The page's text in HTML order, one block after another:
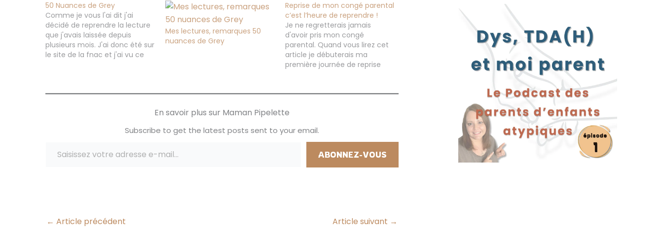
50 Nuances de Grey
Comme je vous l'ai dit j'ai
décidé de reprendre la lecture
que j'avais laissée depuis
plusieurs mois. J'ai donc été sur
le site de la fnac et j'ai vu ce
où encore sur instagram…
Mes lectures, remarques 50
nuances de Grey
Reprise de mon congé parental
c’est l’heure de reprendre !
Je ne regretterais jamais
d'avoir pris mon congé
parental. Quand vous lirez cet
article je débuterais ma
première journée de reprise
ans j'ai été maman au foyer, je
des moments de…
En savoir plus sur Maman Pipelette
Subscribe to get the latest posts sent to your email.
ABONNEZ-VOUS
← Article précédent Article suivant →